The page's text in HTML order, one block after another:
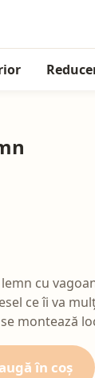
cu
ce îi va
montează
în coș